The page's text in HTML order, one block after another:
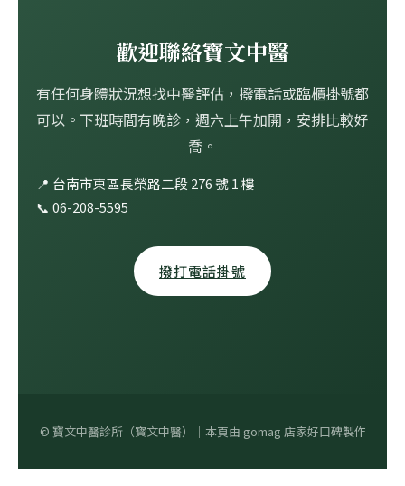
歡迎聯絡寶文中醫
有任何身體狀況想找中醫評估，撥電話或臨櫃掛號都
可以。下班時間有晚診，週六上午加開，安排比較好
喬。
📍 台南市東區長榮路二段 276 號 1 樓
📞 06-208-5595
撥打電話掛號
© 寶文中醫診所（寳文中醫）｜本頁由 gomag 店家好口碑製作